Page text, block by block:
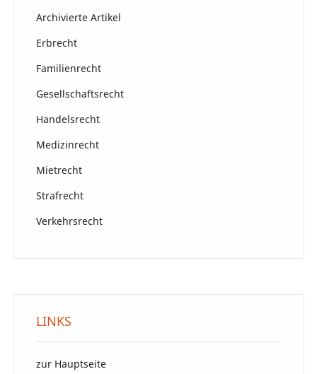
Archivierte Artikel
Erbrecht
Familienrecht
Gesellschaftsrecht
Handelsrecht
Medizinrecht
Mietrecht
Strafrecht
Verkehrsrecht
LINKS
zur Hauptseite